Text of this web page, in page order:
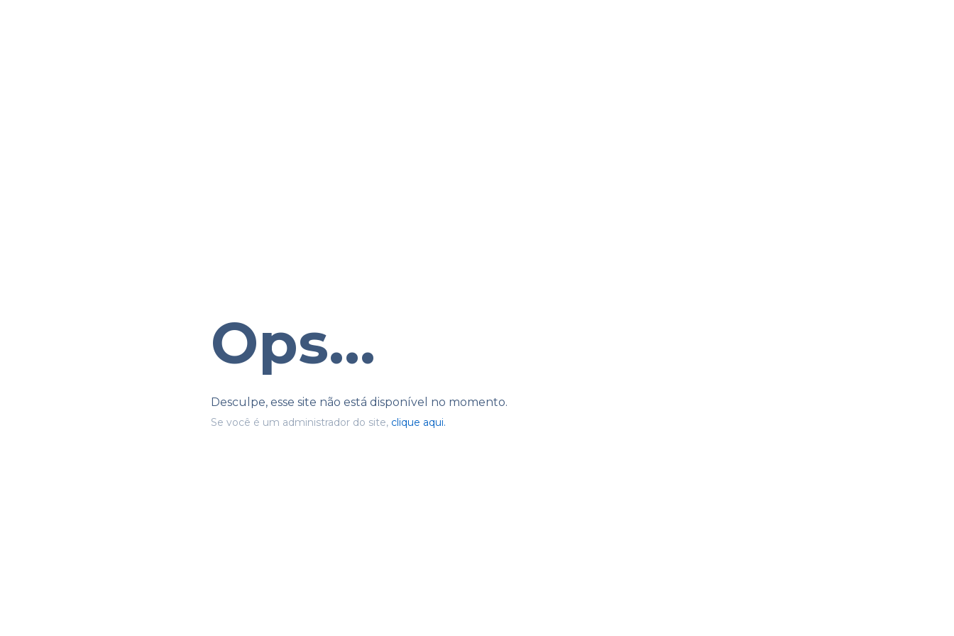
Ops...
Desculpe, esse site não está disponível no momento.
Se você é um administrador do site, clique aqui.